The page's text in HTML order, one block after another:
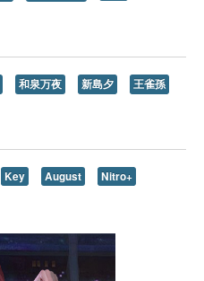
和泉万夜 新島夕 王雀孫
Key August
Nitro+